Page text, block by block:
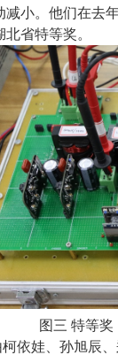
小。他们在去
省特等奖。
图三 特等
依娃、孙旭辰